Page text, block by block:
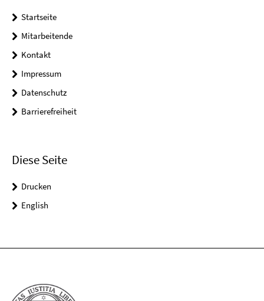
Startseite
Mitarbeitende
Kontakt
Impressum
Datenschutz
Barrierefreiheit
Diese Seite
Drucken
English